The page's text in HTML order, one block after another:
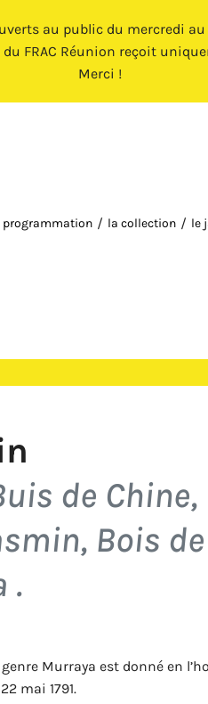
au public du mercredi au
FRAC Réunion reçoit
Merci !
programmation la collection le
de
Bois
.
Murraya est donné en
mai 1791.